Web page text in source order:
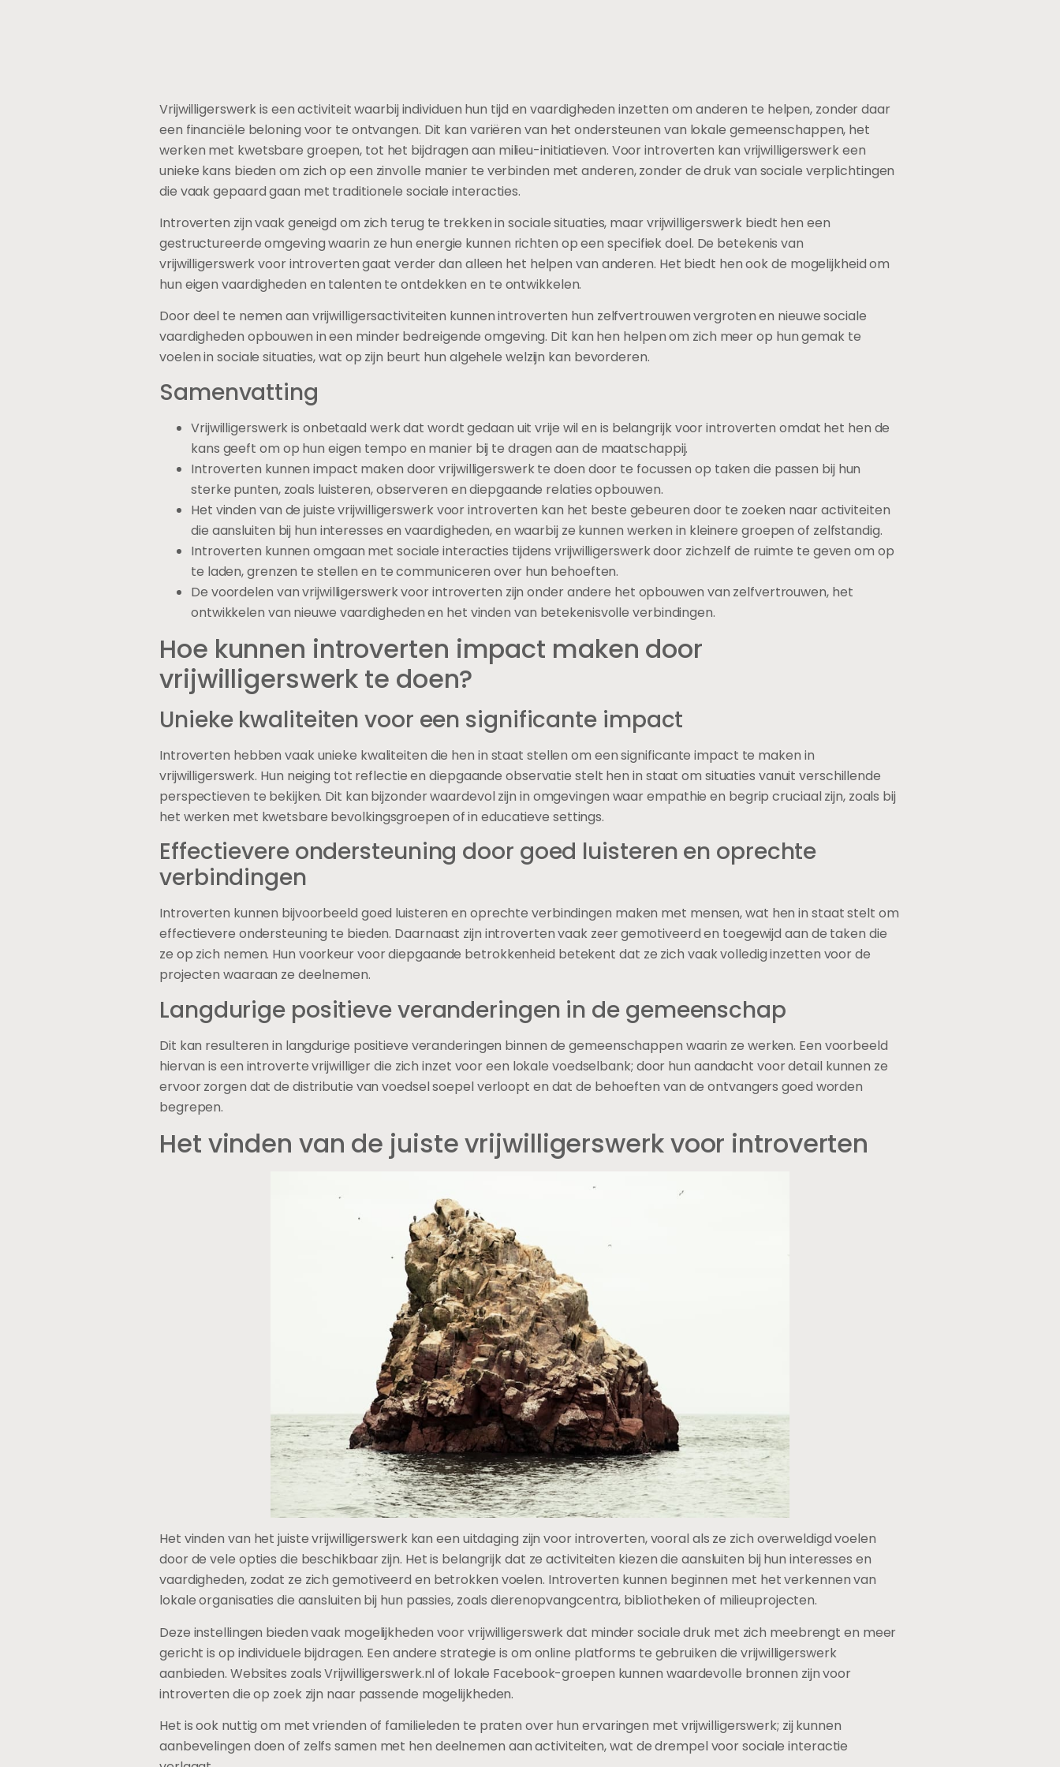
Vrijwilligerswerk is een activiteit waarbij individuen hun tijd en vaardigheden inzetten om anderen te helpen, zonder daar
een financiële beloning voor te ontvangen. Dit kan variëren van het ondersteunen van lokale gemeenschappen, het
werken met kwetsbare groepen, tot het bijdragen aan milieu-initiatieven. Voor introverten kan vrijwilligerswerk een
unieke kans bieden om zich op een zinvolle manier te verbinden met anderen, zonder de druk van sociale verplichtingen
die vaak gepaard gaan met traditionele sociale interacties.
Introverten zijn vaak geneigd om zich terug te trekken in sociale situaties, maar vrijwilligerswerk biedt hen een
gestructureerde omgeving waarin ze hun energie kunnen richten op een specifiek doel. De betekenis van
vrijwilligerswerk voor introverten gaat verder dan alleen het helpen van anderen. Het biedt hen ook de mogelijkheid om
hun eigen vaardigheden en talenten te ontdekken en te ontwikkelen.
Door deel te nemen aan vrijwilligersactiviteiten kunnen introverten hun zelfvertrouwen vergroten en nieuwe sociale
vaardigheden opbouwen in een minder bedreigende omgeving. Dit kan hen helpen om zich meer op hun gemak te
voelen in sociale situaties, wat op zijn beurt hun algehele welzijn kan bevorderen.
Samenvatting
Vrijwilligerswerk is onbetaald werk dat wordt gedaan uit vrije wil en is belangrijk voor introverten omdat het hen de
kans geeft om op hun eigen tempo en manier bij te dragen aan de maatschappij.
Introverten kunnen impact maken door vrijwilligerswerk te doen door te focussen op taken die passen bij hun
sterke punten, zoals luisteren, observeren en diepgaande relaties opbouwen.
Het vinden van de juiste vrijwilligerswerk voor introverten kan het beste gebeuren door te zoeken naar activiteiten
die aansluiten bij hun interesses en vaardigheden, en waarbij ze kunnen werken in kleinere groepen of zelfstandig.
Introverten kunnen omgaan met sociale interacties tijdens vrijwilligerswerk door zichzelf de ruimte te geven om op
te laden, grenzen te stellen en te communiceren over hun behoeften.
De voordelen van vrijwilligerswerk voor introverten zijn onder andere het opbouwen van zelfvertrouwen, het
ontwikkelen van nieuwe vaardigheden en het vinden van betekenisvolle verbindingen.
Hoe kunnen introverten impact maken door
vrijwilligerswerk te doen?
Unieke kwaliteiten voor een significante impact
Introverten hebben vaak unieke kwaliteiten die hen in staat stellen om een significante impact te maken in
vrijwilligerswerk. Hun neiging tot reflectie en diepgaande observatie stelt hen in staat om situaties vanuit verschillende
perspectieven te bekijken. Dit kan bijzonder waardevol zijn in omgevingen waar empathie en begrip cruciaal zijn, zoals bij
het werken met kwetsbare bevolkingsgroepen of in educatieve settings.
Effectievere ondersteuning door goed luisteren en oprechte
verbindingen
Introverten kunnen bijvoorbeeld goed luisteren en oprechte verbindingen maken met mensen, wat hen in staat stelt om
effectievere ondersteuning te bieden. Daarnaast zijn introverten vaak zeer gemotiveerd en toegewijd aan de taken die
ze op zich nemen. Hun voorkeur voor diepgaande betrokkenheid betekent dat ze zich vaak volledig inzetten voor de
projecten waaraan ze deelnemen.
Langdurige positieve veranderingen in de gemeenschap
Dit kan resulteren in langdurige positieve veranderingen binnen de gemeenschappen waarin ze werken. Een voorbeeld
hiervan is een introverte vrijwilliger die zich inzet voor een lokale voedselbank; door hun aandacht voor detail kunnen ze
ervoor zorgen dat de distributie van voedsel soepel verloopt en dat de behoeften van de ontvangers goed worden
begrepen.
Het vinden van de juiste vrijwilligerswerk voor introverten
Het vinden van het juiste vrijwilligerswerk kan een uitdaging zijn voor introverten, vooral als ze zich overweldigd voelen
door de vele opties die beschikbaar zijn. Het is belangrijk dat ze activiteiten kiezen die aansluiten bij hun interesses en
vaardigheden, zodat ze zich gemotiveerd en betrokken voelen. Introverten kunnen beginnen met het verkennen van
lokale organisaties die aansluiten bij hun passies, zoals dierenopvangcentra, bibliotheken of milieuprojecten.
Deze instellingen bieden vaak mogelijkheden voor vrijwilligerswerk dat minder sociale druk met zich meebrengt en meer
gericht is op individuele bijdragen. Een andere strategie is om online platforms te gebruiken die vrijwilligerswerk
aanbieden. Websites zoals Vrijwilligerswerk.nl of lokale Facebook-groepen kunnen waardevolle bronnen zijn voor
introverten die op zoek zijn naar passende mogelijkheden.
Het is ook nuttig om met vrienden of familieleden te praten over hun ervaringen met vrijwilligerswerk; zij kunnen
aanbevelingen doen of zelfs samen met hen deelnemen aan activiteiten, wat de drempel voor sociale interactie